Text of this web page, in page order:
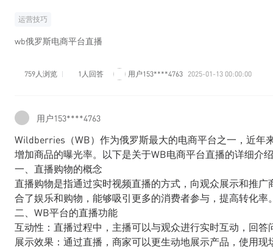
运营技巧
wb俄罗斯电商平台直播
759人浏览 1人回答 用户153****4763 2025-01-13 00:00:00
用户153****4763
Wildberries（WB）作为俄罗斯最大的电商平台之一，近
增加商品的曝光率。以下是关于WB电商平台直播的详细介
一、直播购物的概念
直播购物是指通过实时视频直播的方式，向观众展示和推
合了娱乐和购物，能够吸引更多的消费者参与，提高转化率
二、WB平台的直播功能
互动性：直播过程中，主播可以与观众进行实时互动，回
展示效果：通过直播，商家可以更生动地展示产品，使用